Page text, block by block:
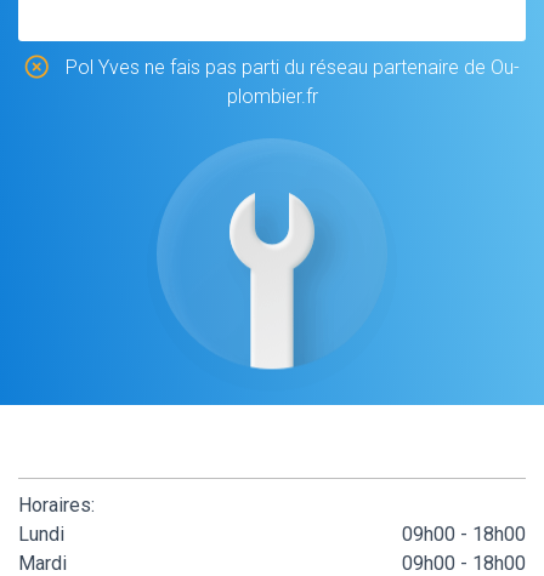
Pol Yves ne fais pas parti du réseau partenaire de Ou-
plombier.fr
Horaires:
Lundi
09h00 - 18h00
Mardi
09h00 - 18h00